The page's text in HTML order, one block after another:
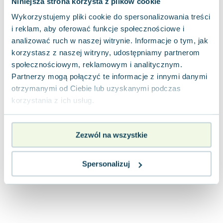
Wykorzystujemy pliki cookie do spersonalizowania treści
i reklam, aby oferować funkcje społecznościowe i
analizować ruch w naszej witrynie. Informacje o tym, jak
korzystasz z naszej witryny, udostępniamy partnerom
społecznościowym, reklamowym i analitycznym.
Partnerzy mogą połączyć te informacje z innymi danymi
otrzymanymi od Ciebie lub uzyskanymi podczas
korzystania z ich usług.
Zezwól na wszystkie
Spersonalizuj
Joseph Murphy
Jan Sztaudynger
Aleksander Puszkin
Oscar Wilde
Małgorzata Ohme
Leszek Czarnecki
Joanna Racewicz
Janina Zającówna
Anna Prus (oprac.)
Nela Mała Reporterka
Agnieszka Maciąg